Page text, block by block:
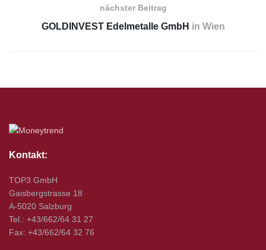
nächster Beitrag
GOLDINVEST Edelmetalle GmbH in Wien
Kontakt:
TOP3 GmbH
Gaisbergstrasse 18
A-5020 Salzburg
Tel.: +43/662/64 31 27
Fax: +43/662/64 32 76